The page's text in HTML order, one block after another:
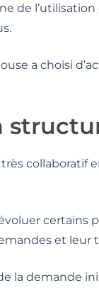
de
a choisi
collaboratif
certains
et leur
la demande